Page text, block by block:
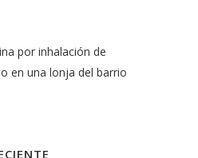
por inhalación de
en una lonja del barrio